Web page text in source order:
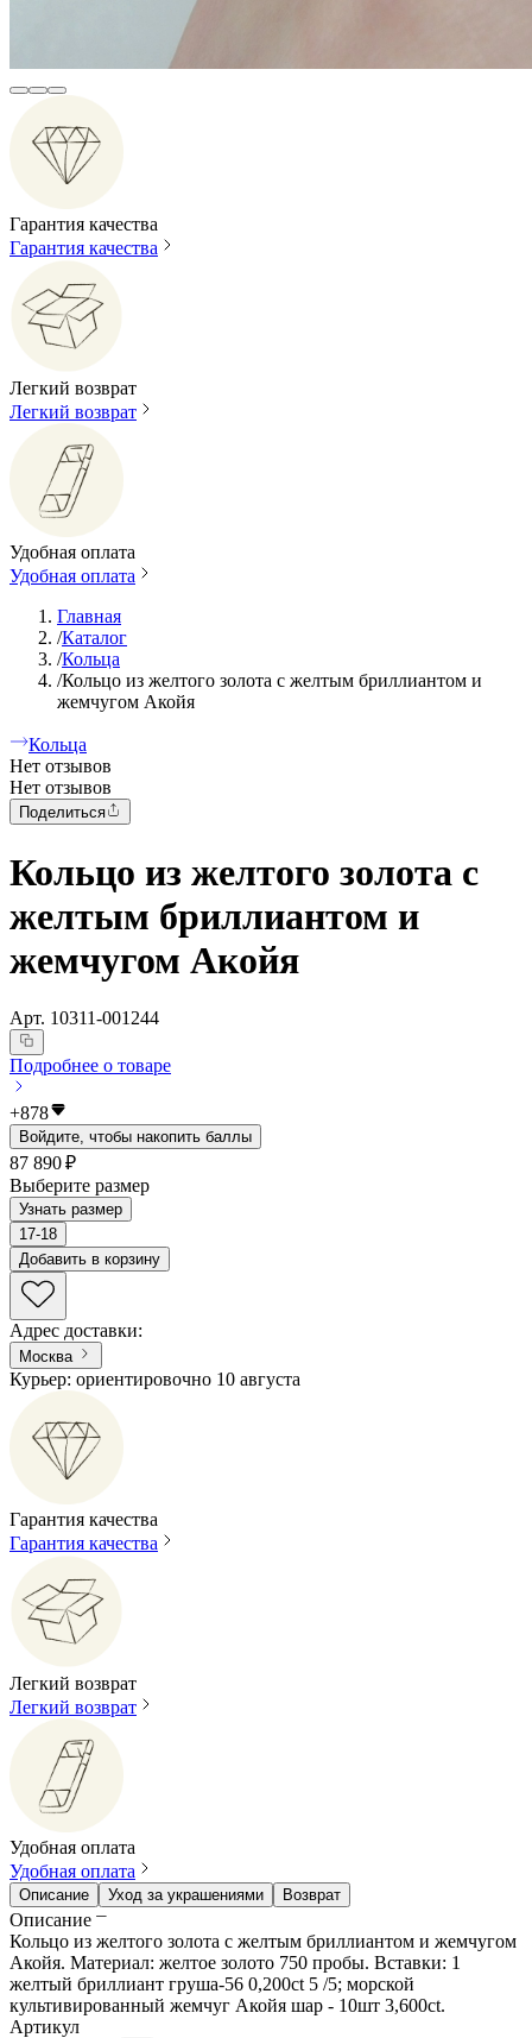
Гарантия качества
Гарантия качества
Легкий возврат
Легкий возврат
Удобная оплата
Удобная оплата
Главная
/Каталог
/Кольца
/Кольцо из желтого золота с желтым бриллиантом и
жемчугом Акойя
Кольца
Нет отзывов
Нет отзывов
Поделиться
Кольцо из желтого золота с
желтым бриллиантом и
жемчугом Акойя
Арт. 10311-001244
Подробнее о товаре
+878
Войдите, чтобы накопить баллы
87 890 ₽
Выберите размер
Узнать размер
17-18
Добавить в корзину
Адрес доставки:
Москва
Курьер: ориентировочно 10 августа
Гарантия качества
Гарантия качества
Легкий возврат
Легкий возврат
Удобная оплата
Удобная оплата
Описание Уход за украшениями Возврат
Описание
Кольцо из желтого золота с желтым бриллиантом и жемчугом
Акойя. Материал: желтое золото 750 пробы. Вставки: 1
желтый бриллиант груша-56 0,200ct 5 /5; морской
культивированный жемчуг Акойя шар - 10шт 3,600ct.
Артикул